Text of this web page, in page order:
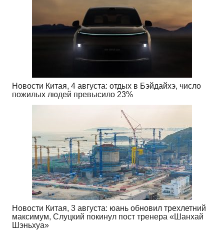
Новости Китая, 4 августа: отдых в Бэйдайхэ, число
пожилых людей превысило 23%
Новости Китая, 3 августа: юань обновил трехлетний
максимум, Слуцкий покинул пост тренера «Шанхай
Шэньхуа»